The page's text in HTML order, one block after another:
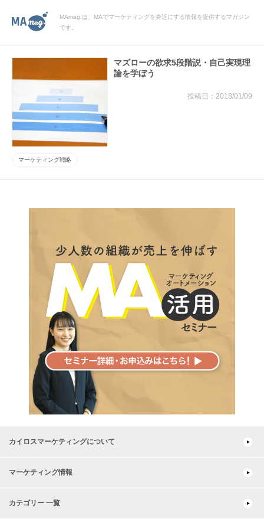
MAmag.は、MAでマーケティングを身近にする情報を提供するマガジン
です。
マズローの欲求5段階説・自己実現理
論を学ぼう
2018/01/09
マーケティング戦略
カイロスマーケティングについて
マーケティング情報
カテゴリー 一覧